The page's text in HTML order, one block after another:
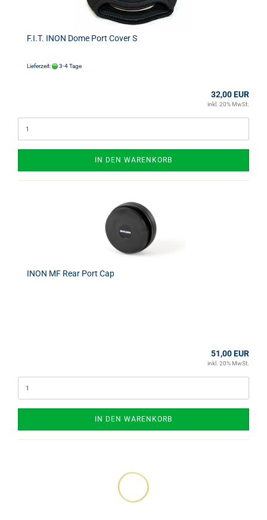
F.I.T. INON Dome Port Cover S
Lieferzeit: 3-4 Tage
32,00 EUR
inkl. 20% MwSt.
IN DEN WARENKORB
INON MF Rear Port Cap
51,00 EUR
inkl. 20% MwSt.
IN DEN WARENKORB